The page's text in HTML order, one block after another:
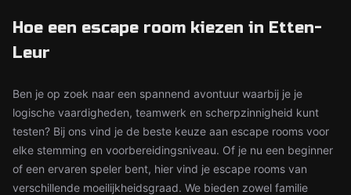
Hoe een escape room kiezen in Etten-
Leur
Ben je op zoek naar een spannend avontuur waarbij je je
logische vaardigheden, teamwerk en scherpzinnigheid kunt
testen? Bij ons vind je de beste keuze aan escape rooms voor
elke stemming en voorbereidingsniveau. Of je nu een beginner
of een ervaren speler bent, hier vind je escape rooms van
verschillende moeilijkheidsgraad. We bieden zowel familie